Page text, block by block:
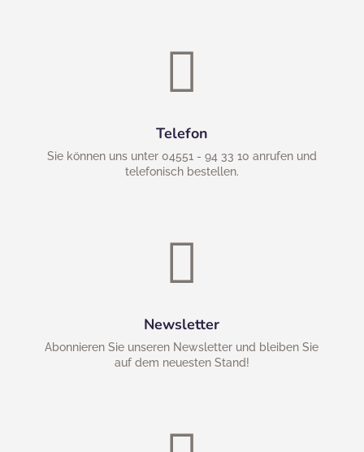

Telefon
Sie können uns unter 04551 - 94 33 10 anrufen und
telefonisch bestellen.

Newsletter
Abonnieren Sie unseren Newsletter und bleiben Sie
auf dem neuesten Stand!